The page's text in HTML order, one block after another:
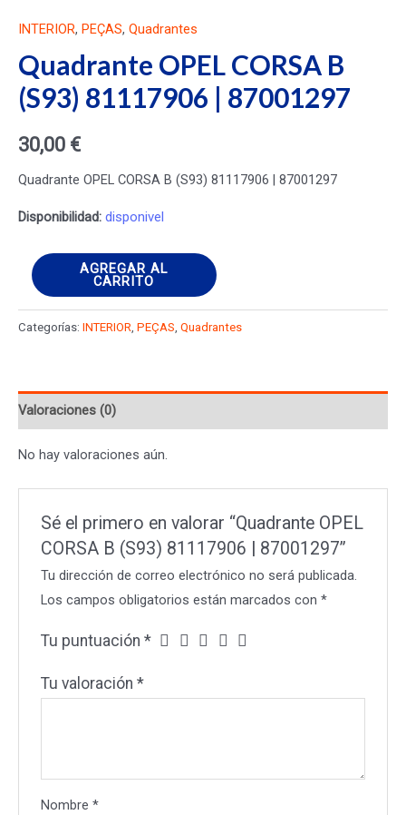
INTERIOR, PEÇAS, Quadrantes
Quadrante OPEL CORSA B
(S93) 81117906 | 87001297
30,00 €
Quadrante OPEL CORSA B (S93) 81117906 | 87001297
Disponibilidad: disponivel
Quadrante
OPEL
CORSA
|
cantidad
AGREGAR AL
CARRITO
Categorías: INTERIOR, PEÇAS, Quadrantes
Valoraciones (0)
No hay valoraciones aún.
Sé el primero en valorar “Quadrante OPEL
CORSA B (S93) 81117906 | 87001297”
Tu dirección de correo electrónico no será publicada.
Los campos obligatorios están marcados con*
Tu puntuación*
Tu valoración*
Nombre*